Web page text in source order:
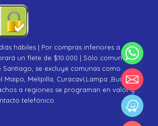
hábiles | Por compras inferiores a
un flete de $10.000 | Sólo comunas de
se excluye comunas como
Maipo, Melipilla, Curacaví,Lampa ,Buin
a regiones se programan en valor y
telefónico.